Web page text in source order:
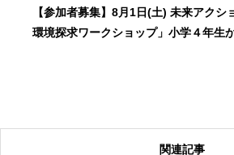
【参加者募集】8月1日(土) 未来アクシ
環境探求ワークショップ」小学４年生
関連記事